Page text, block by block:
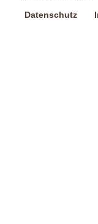
Datenschutz